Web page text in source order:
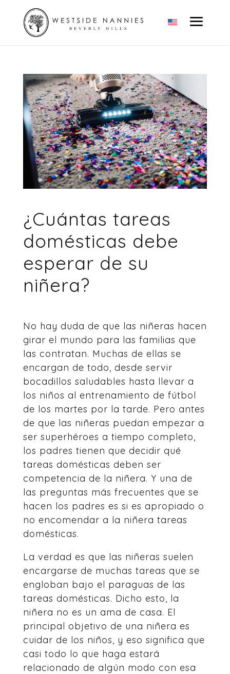
¿Cuántas tareas
domésticas debe
esperar de su
niñera?
No hay duda de que las niñeras hacen
girar el mundo para las familias que
las contratan. Muchas de ellas se
encargan de todo, desde servir
bocadillos saludables hasta llevar a
los niños al entrenamiento de fútbol
de los martes por la tarde. Pero antes
de que las niñeras puedan empezar a
ser superhéroes a tiempo completo,
los padres tienen que decidir qué
tareas domésticas deben ser
competencia de la niñera. Y una de
las preguntas más frecuentes que se
hacen los padres es si es apropiado o
no encomendar a la niñera tareas
domésticas.
La verdad es que las niñeras suelen
encargarse de muchas tareas que se
engloban bajo el paraguas de las
tareas domésticas. Dicho esto, la
niñera no es un ama de casa. El
principal objetivo de una niñera es
cuidar de los niños, y eso significa que
casi todo lo que haga estará
relacionado de algún modo con esa